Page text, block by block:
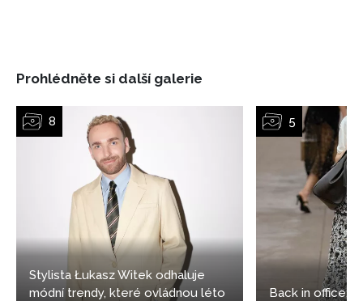
Prohlédněte si další galerie
Stylista Łukasz Witek odhaluje
módní trendy, které ovládnou léto
Back in office: